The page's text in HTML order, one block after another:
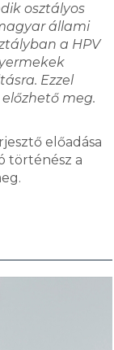
osztályos
állami
a HPV
Ezzel
meg.
előadása
történész a